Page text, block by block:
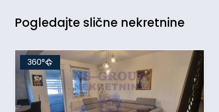
Pogledajte slične nekretnine
360°